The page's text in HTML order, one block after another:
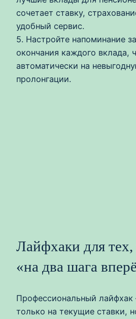
сочетает ставку,
удобный сервис.
5. Настройте напоминание
окончания каждого вклада,
автоматически на
пролонгации.
Лайфхаки для тех,
«на два шага
Профессиональный лайфхак
только на текущие ставки,